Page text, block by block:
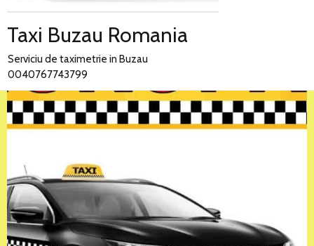
Taxi Buzau Romania
Serviciu de taximetrie in Buzau
0040767743799